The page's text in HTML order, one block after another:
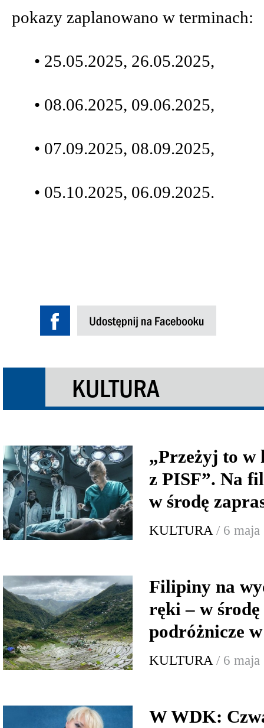
pokazy zaplanowano w terminach:
• 25.05.2025, 26.05.2025,
• 08.06.2025, 09.06.2025,
• 07.09.2025, 08.09.2025,
• 05.10.2025, 06.09.2025.
KULTURA
„Przeżyj to w
z PISF”. Na
w środę
KULTURA / 6 maja
Filipiny na
ręki – w
podróżnicze
KULTURA / 6 maja
W WDK: